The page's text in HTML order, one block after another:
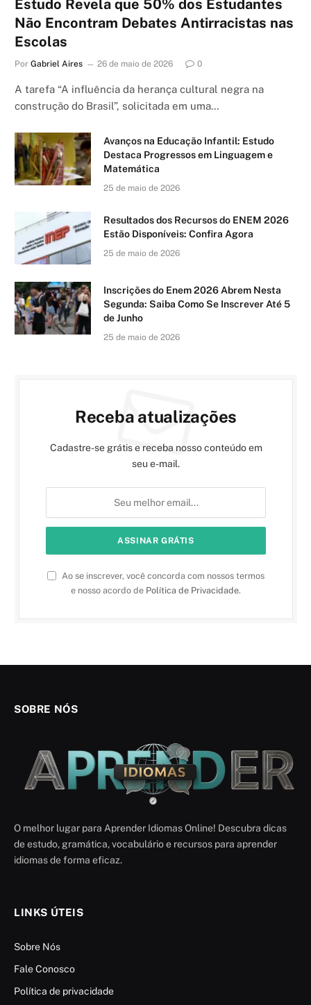
Estudo Revela que 50% dos Estudantes
Não Encontram Debates Antirracistas nas
Escolas
Por Gabriel Aires 26 de maio de 2026 0
A tarefa “A influência da herança cultural negra na
construção do Brasil”, solicitada em uma…
Avanços na Educação Infantil: Estudo
Destaca Progressos em Linguagem e
Matemática
25 de maio de 2026
Resultados dos Recursos do ENEM 2026
Estão Disponíveis: Confira Agora
25 de maio de 2026
Inscrições do Enem 2026 Abrem Nesta
Segunda: Saiba Como Se Inscrever Até 5
de Junho
25 de maio de 2026
Receba atualizações
Cadastre-se grátis e receba nosso conteúdo em
seu e-mail.
Ao se inscrever, você concorda com nossos termos
e nosso acordo de Política de Privacidade.
SOBRE NÓS
O melhor lugar para Aprender Idiomas Online! Descubra dicas
de estudo, gramática, vocabulário e recursos para aprender
idiomas de forma eficaz.
LINKS ÚTEIS
Sobre Nós
Fale Conosco
Política de privacidade